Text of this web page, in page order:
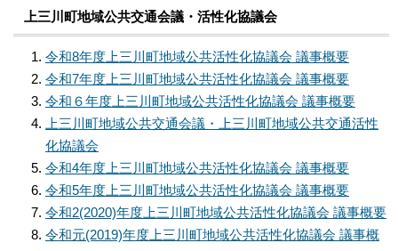
上三川町地域公共交通会議・活性化協議会
令和8年度上三川町地域公共活性化協議会 議事概要
令和7年度上三川町地域公共活性化協議会 議事概要
令和６年度上三川町地域公共活性化協議会 議事概要
上三川町地域公共交通会議・上三川町地域公共交通活性
化協議会
令和4年度上三川町地域公共活性化協議会 議事概要
令和5年度上三川町地域公共活性化協議会 議事概要
令和2(2020)年度上三川町地域公共活性化協議会 議事概要
令和元(2019)年度上三川町地域公共活性化協議会 議事概